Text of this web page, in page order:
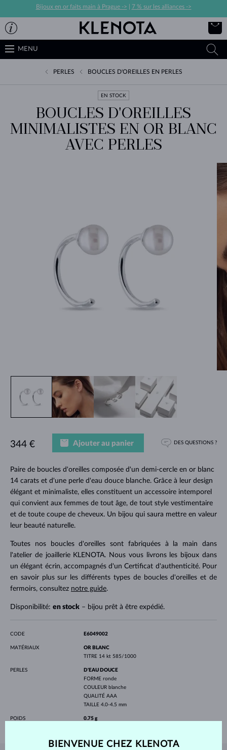
Bijoux en or faits main à Prague -> 7 % sur les alliances ->
MENU
PERLES BOUCLES D'OREILLES EN PERLES
EN STOCK
BOUCLES D'OREILLES
MINIMALISTES EN OR BLANC
AVEC PERLES
Paire de boucles d'oreilles composée d'un demi-cercle en or blanc
14 carats et d'une perle d'eau douce blanche. Grâce à leur design
élégant et minimaliste, elles constituent un accessoire intemporel
qui convient aux femmes de tout âge, de tout style vestimentaire
et de toute coupe de cheveux. Un bijou qui saura mettre en valeur
leur beauté naturelle.
Toutes nos boucles d'oreilles sont fabriquées à la main dans
l'atelier de joaillerie KLENOTA. Nous vous livrons les bijoux dans
un élégant écrin, accompagnés d'un Certificat d'authenticité. Pour
en savoir plus sur les différents types de boucles d'oreilles et de
fermoirs, consultez notre guide.
Disponibilité: en stock– bijou prêt à être expédié.
344 € Ajouter au panier DES QUESTIONS ?
CODE E6049002
MATÉRIAUX
OR BLANC
TITRE 14 kt 585/1000
PERLES
D'EAU DOUCE
FORME ronde
COULEUR blanche
QUALITÉ AAA
TAILLE 4.0-4.5 mm
POIDS 0.75 g
BIENVENUE CHEZ KLENOTA